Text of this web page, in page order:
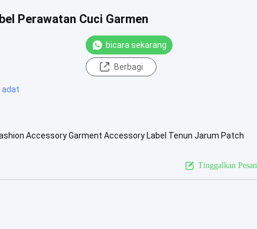
Perawatan Cuci Garmen
bicara sekarang
Berbagi
adat
Accessory Garment Accessory Label Tenun Jarum Patch
Tinggalkan Pesan